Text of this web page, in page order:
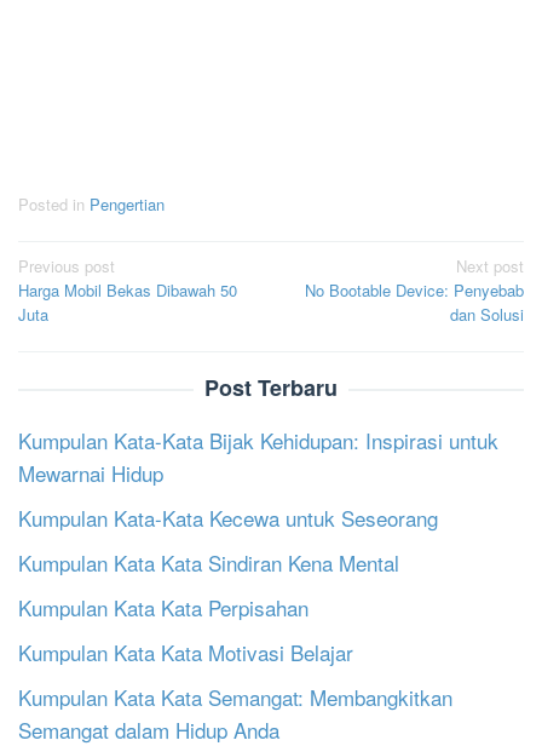
Posted in Pengertian
Post
navigation
Previous post
Harga Mobil Bekas Dibawah 50
Juta
Next post
No Bootable Device: Penyebab
dan Solusi
Post Terbaru
Kumpulan Kata-Kata Bijak Kehidupan: Inspirasi untuk
Mewarnai Hidup
Kumpulan Kata-Kata Kecewa untuk Seseorang
Kumpulan Kata Kata Sindiran Kena Mental
Kumpulan Kata Kata Perpisahan
Kumpulan Kata Kata Motivasi Belajar
Kumpulan Kata Kata Semangat: Membangkitkan
Semangat dalam Hidup Anda